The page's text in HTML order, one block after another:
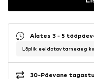
Alates 3 - 5
Lõplik eeldatav tarneaeg
30-Päevane